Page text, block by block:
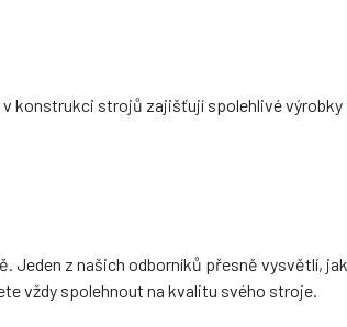
strojů zajišťují spolehlivé
z našich odborníků přesně vysvětlí,
vždy spolehnout na kvalitu svého stroje.